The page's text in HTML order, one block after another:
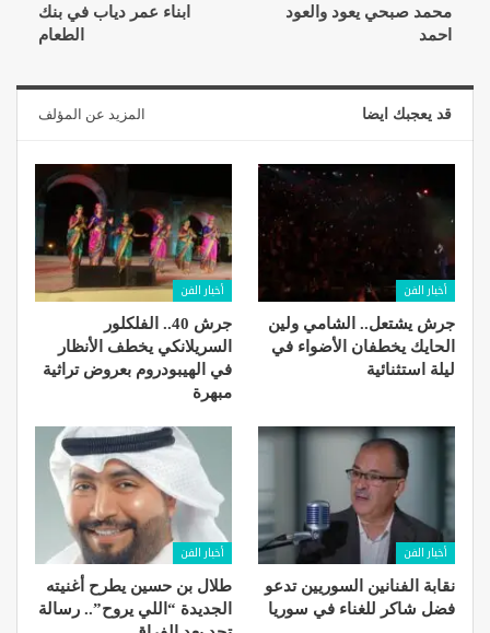
محمد صبحي يعود والعود
احمد
ابناء عمر دياب في بنك
الطعام
قد يعجبك ايضا المزيد عن المؤلف
أخبار الفن
جرش يشتعل.. الشامي ولين
الحايك يخطفان الأضواء في
ليلة استثنائية
أخبار الفن
جرش 40.. الفلكلور
السريلانكي يخطف الأنظار
في الهيبودروم بعروض تراثية
مبهرة
أخبار الفن
نقابة الفنانين السوريين تدعو
فضل شاكر للغناء في سوريا
أخبار الفن
طلال بن حسين يطرح أغنيته
الجديدة “اللي يروح”.. رسالة